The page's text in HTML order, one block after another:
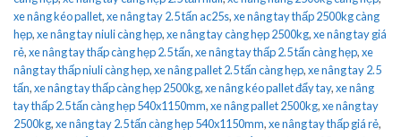
xe nâng kéo pallet,xe nâng tay 2.5 tấn ac25s,xe nâng tay thấp 2500kg càng
hẹp,xe nâng tay niuli càng hẹp,xe nâng tay càng hẹp 2500kg,xe nâng tay giá
rẻ,xe nâng tay thấp càng hẹp 2.5 tấn,xe nâng tay thấp 2.5 tấn càng hẹp,xe
nâng tay thấp niuli càng hẹp,xe nâng pallet 2.5 tấn càng hẹp,xe nâng tay 2.5
tấn,xe nâng tay thấp càng hẹp 2500kg,xe nâng kéo pallet đẩy tay,xe nâng
tay thấp 2.5 tấn càng hẹp 540x1150mm,xe nâng pallet 2500kg,xe nâng tay
2500kg,xe nâng tay 2.5 tấn càng hẹp 540x1150mm,xe nâng tay thấp giá rẻ,